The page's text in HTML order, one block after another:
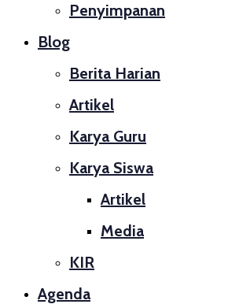
Penyimpanan
Blog
Berita Harian
Artikel
Karya Guru
Karya Siswa
Artikel
Media
KIR
Agenda